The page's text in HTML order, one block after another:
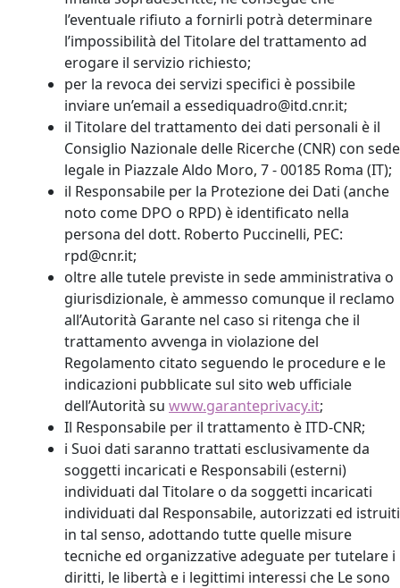
l’eventuale rifiuto a fornirli potrà determinare
l’impossibilità del Titolare del trattamento ad
erogare il servizio richiesto;
per la revoca dei servizi specifici è possibile
inviare un’email a essediquadro@itd.cnr.it;
il Titolare del trattamento dei dati personali è il
Consiglio Nazionale delle Ricerche (CNR) con sede
legale in Piazzale Aldo Moro, 7 - 00185 Roma (IT);
il Responsabile per la Protezione dei Dati (anche
noto come DPO o RPD) è identificato nella
persona del dott. Roberto Puccinelli, PEC:
rpd@cnr.it;
oltre alle tutele previste in sede amministrativa o
giurisdizionale, è ammesso comunque il reclamo
all’Autorità Garante nel caso si ritenga che il
trattamento avvenga in violazione del
Regolamento citato seguendo le procedure e le
indicazioni pubblicate sul sito web ufficiale
dell’Autorità su www.garanteprivacy.it;
Il Responsabile per il trattamento è ITD-CNR;
i Suoi dati saranno trattati esclusivamente da
soggetti incaricati e Responsabili (esterni)
individuati dal Titolare o da soggetti incaricati
individuati dal Responsabile, autorizzati ed istruiti
in tal senso, adottando tutte quelle misure
tecniche ed organizzative adeguate per tutelare i
diritti, le libertà e i legittimi interessi che Le sono